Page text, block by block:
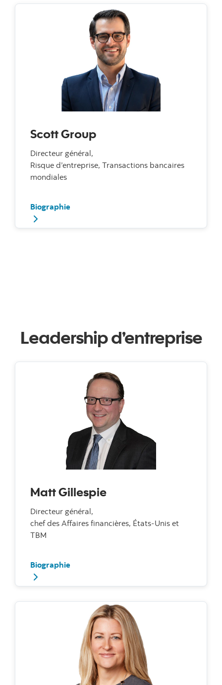
Scott Group
Directeur général,
Risque d’entreprise, Transactions bancaires
mondiales
Biographie
Leadership d’entreprise
Matt Gillespie
Directeur général,
chef des Affaires financières, États-Unis et
TBM
Biographie